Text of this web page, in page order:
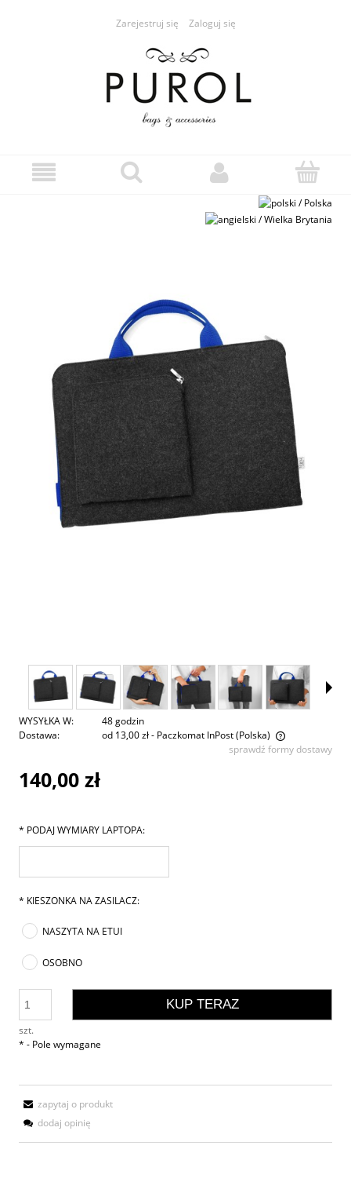
Zarejestruj się Zaloguj się
WYSYŁKA W:
48 godzin
Dostawa:
od 13,00 zł- Paczkomat InPost(Polska)
Cena nie zawiera ewentualnych kosztów płatnościsprawdź formy dostawy
140,00 zł
* PODAJ WYMIARY LAPTOPA:
* KIESZONKA NA ZASILACZ:
NASZYTA NA ETUI
OSOBNO
szt.
KUP TERAZ
* - Pole wymagane
zapytaj o produkt
dodaj opinię